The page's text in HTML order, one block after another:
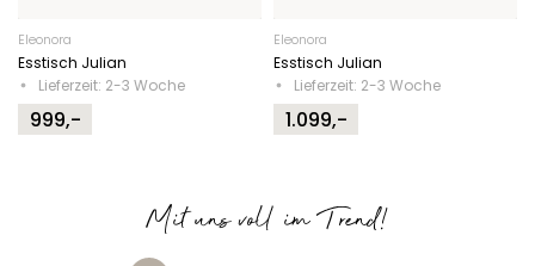
Eleonora
Esstisch Julian
Lieferzeit: 2-3 Woche
999,-
Eleonora
Esstisch Julian
Lieferzeit: 2-3 Woche
1.099,-
Mit uns voll im Trend!